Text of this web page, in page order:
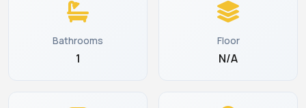
Bathrooms
1
Floor
N/A